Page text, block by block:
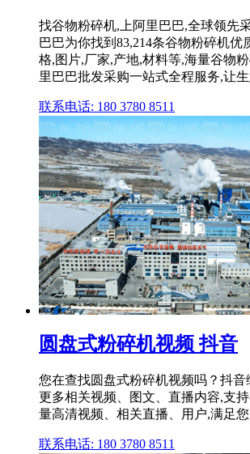
找谷物粉碎机,上阿里巴巴,全球领先
巴巴为你找到83,214条谷物粉碎机优
格,图片,厂家,产地,材料等,海量谷物
里巴巴批发采购一站式全程服务,让生
联系电话: 180 3780 8511
圆盘式粉碎机视频 抖音
您在查找圆盘式粉碎机视频吗？抖音
更多相关视频、图文、直播内容,支
量高清视频、相关直播、用户,满足您
联系电话: 180 3780 8511